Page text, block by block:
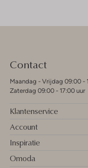
Contact
Maandag - Vrijdag 09:00 -
Zaterdag 09:00 - 17:00 uur
Klantenservice
Account
Inspiratie
Omoda